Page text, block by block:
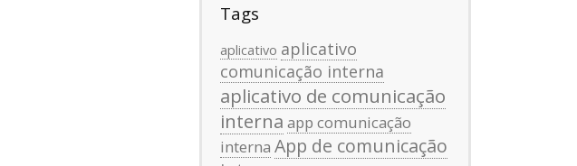
Tags
aplicativo aplicativo
comunicação interna
aplicativo de comunicação
interna app comunicação
interna App de comunicação